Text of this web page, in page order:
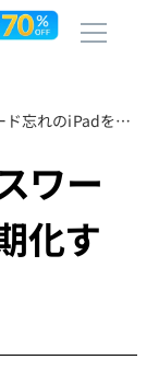
iTunesなしでもパスワード忘れのiPadを初期化する方法
ワー
化す